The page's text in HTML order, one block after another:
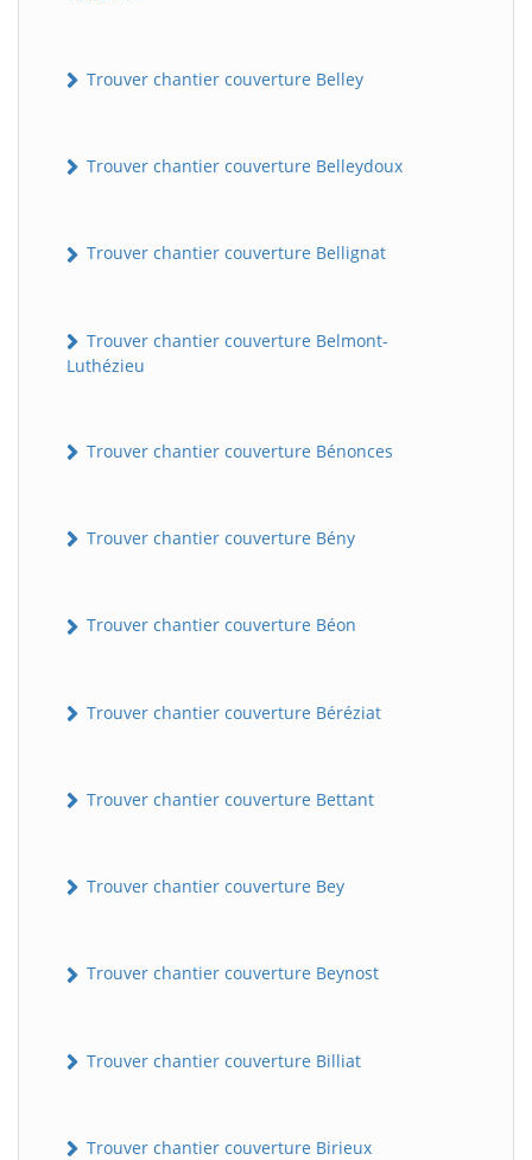
Trouver chantier couverture Belley
Trouver chantier couverture Belleydoux
Trouver chantier couverture Bellignat
Trouver chantier couverture Belmont-
Luthézieu
Trouver chantier couverture Bénonces
Trouver chantier couverture Bény
Trouver chantier couverture Béon
Trouver chantier couverture Béréziat
Trouver chantier couverture Bettant
Trouver chantier couverture Bey
Trouver chantier couverture Beynost
Trouver chantier couverture Billiat
Trouver chantier couverture Birieux